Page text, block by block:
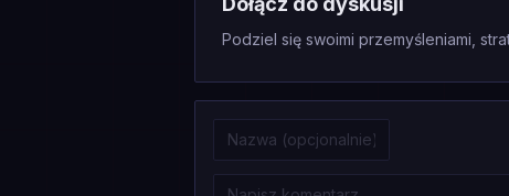
Podziel się swoimi przemyśleniami,